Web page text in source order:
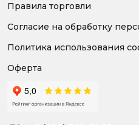
Правила торговли
Согласие на обработку
Политика использования
Оферта